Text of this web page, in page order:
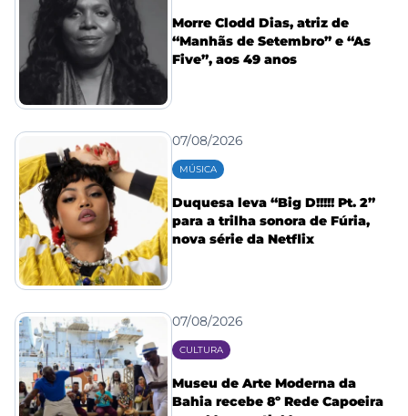
Morre Clodd Dias, atriz de
“Manhãs de Setembro” e “As
Five”, aos 49 anos
07/08/2026
MÚSICA
Duquesa leva “Big D!!!!! Pt. 2”
para a trilha sonora de Fúria,
nova série da Netflix
07/08/2026
CULTURA
Museu de Arte Moderna da
Bahia recebe 8º Rede Capoeira